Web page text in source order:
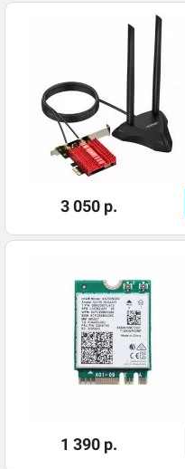
3 050 р.
1 390 р.